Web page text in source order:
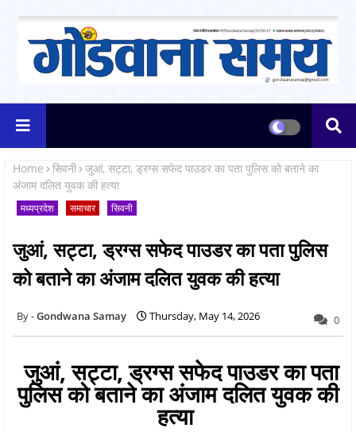
Home सिवनी जुआं, सट्टा, ड्रग्स सफेद पाउडर का पता पुलिस को बताने का
अंजाम दलित युवक की हत्या
मध्यप्रदेश समाचार सिवनी
जुआं, सट्टा, ड्रग्स सफेद पाउडर का पता पुलिस
को बताने का अंजाम दलित युवक की हत्या
Gondwana Samay Thursday, May 14, 2026 0
जुआं, सट्टा, ड्रग्स सफेद पाउडर का पता
पुलिस को बताने का अंजाम दलित युवक की
हत्या